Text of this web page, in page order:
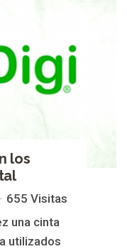
los
655 Visitas
una cinta
utilizados